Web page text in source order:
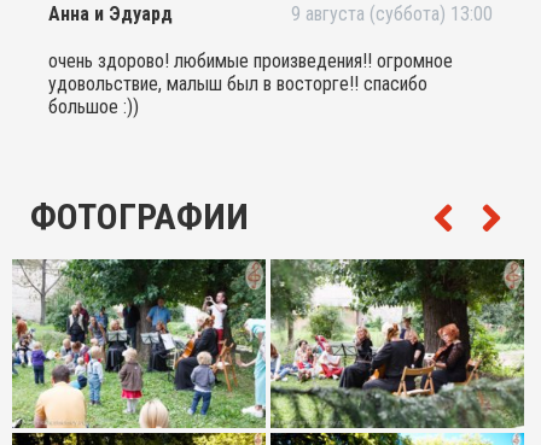
Анна и Эдуард 9 августа (суббота) 13:00
очень здорово! любимые произведения!! огромное
удовольствие, малыш был в восторге!! спасибо
большое :))
ФОТОГРАФИИ